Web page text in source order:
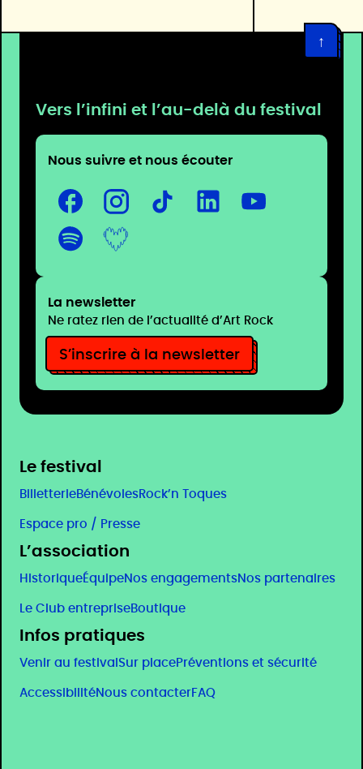
Le festival
BilletterieBénévolesRock’n Toques
Espace pro / Presse
L’association
HistoriqueÉquipeNos engagementsNos partenaires
Le Club entrepriseBoutique
Infos pratiques
Venir au festival Sur placePréventions et sécurité
AccessibilitéNous contacterFAQ
↑
Vers l’infini et l’au-delà du festival
Nous suivre et nous écouter
La newsletter
Ne ratez rien de l’actualité d’Art Rock
S’inscrire à la newsletter